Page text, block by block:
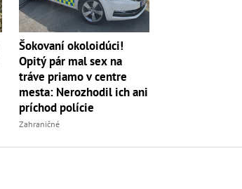
Šokovaní okoloidúci!
Opitý pár mal sex na
tráve priamo v centre
mesta: Nerozhodil ich ani
príchod polície
Zahraničné